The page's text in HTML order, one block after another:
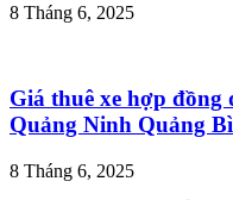
8 Tháng 6, 2025
Giá thuê xe hợp
Quảng Ninh Quảng
8 Tháng 6, 2025